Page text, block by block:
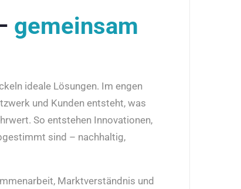
gemeinsam
ideale Lösungen. Im engen
und Kunden entsteht, was
So entstehen Innovationen,
sind – nachhaltig,
Marktverständnis und